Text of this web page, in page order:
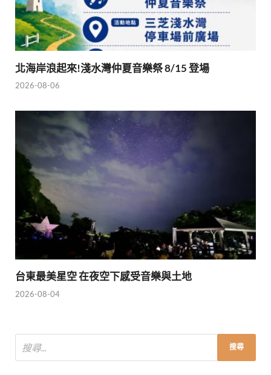
北海岸浪起來!淺水灣仲夏音樂祭 8/15 登場
2026-08-06
台東最美星空 在夜空下感受音樂與土地
2026-08-04